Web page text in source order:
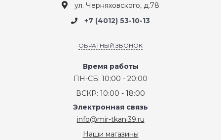
ул. Черняховского, д.78
+7 (4012) 53-10-13
ОБРАТНЫЙ ЗВОНОК
Время работы
ПН-СБ: 10:00 - 20:00
ВСКР: 10:00 - 18:00
Электронная связь
info@mir-tkani39.ru
Наши магазины